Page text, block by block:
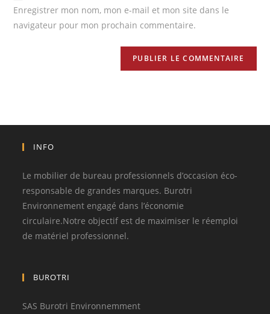
Enregistrer mon nom, mon e-mail et mon site dans le
navigateur pour mon prochain commentaire.
INFO
Le mobilier de bureau professionnels d’occasion éco-
responsable de grandes marques. Burotri
Environnement engagé dans l’économie
circulaire.Notre objectif est de maximiser le réemploi
de matériel professionnel.
BUROTRI
SAS Burotri Environnemment